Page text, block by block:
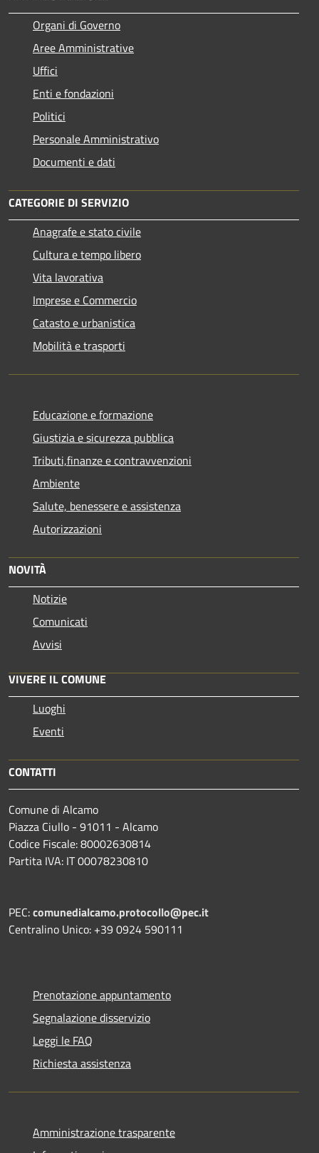
Organi di Governo
Aree Amministrative
Uffici
Enti e fondazioni
Politici
Personale Amministrativo
Documenti e dati
CATEGORIE DI SERVIZIO
Anagrafe e stato civile
Cultura e tempo libero
Vita lavorativa
Imprese e Commercio
Catasto e urbanistica
Mobilità e trasporti
Educazione e formazione
Giustizia e sicurezza pubblica
Tributi,finanze e contravvenzioni
Ambiente
Salute, benessere e assistenza
Autorizzazioni
NOVITÀ
Notizie
Comunicati
Avvisi
VIVERE IL COMUNE
Luoghi
Eventi
CONTATTI
Comune di Alcamo
Piazza Ciullo - 91011 - Alcamo
Codice Fiscale: 80002630814
Partita IVA: IT 00078230810
PEC:comunedialcamo.protocollo@pec.it
Centralino Unico: +39 0924 590111
Prenotazione appuntamento
Segnalazione disservizio
Leggi le FAQ
Richiesta assistenza
Amministrazione trasparente